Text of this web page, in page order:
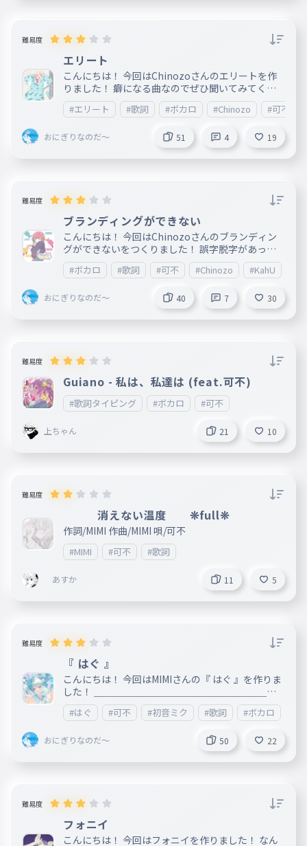
難易度
エリート
こんにちは！ 今回はChinozoさんのエリートを作
りました！ 癖になる曲なのでぜひ聞いてみてくだ
さい！ ＿＿＿＿＿＿＿＿＿＿＿＿＿＿＿＿＿＿＿
＿＿＿＿＿＿＿＿＿＿＿＿＿＿＿＿＿＿＿＿＿＿＿
：Chinozo 作曲：Chinozo
#エリート #歌詞 #ボカロ #Chinozo #可不
おにぎりなのだ～ 51 4 19
難易度
ブランディングができない
こんにちは！ 今回はChinozoさんのブランディン
グができないをつくりました！ 誤字脱字があった
らコメントで教えてください！ これで今年最後の
投稿です！ 今年も一年ありがとうございました！
＿＿＿＿＿＿＿＿＿＿＿＿＿＿＿＿＿＿＿＿＿＿＿
＿＿＿＿＿＿＿＿＿＿＿＿＿＿＿＿＿＿＿＿＿＿＿
＿＿＿＿＿＿＿＿ 曲名：ブランディングができな
#ボカロ #歌詞 #可不 #Chinozo #KahU
おにぎりなのだ～ 40 7 30
難易度
Guiano - 私は、私達は (feat.可不)
#歌詞タイピング #ボカロ #可不
上ちゃん 21 10
難易度
消えない温度 ❊full❊
作詞/MIMI 作曲/MIMI 唄/可不
#MIMI #可不 #歌詞
あすか 11 5
難易度
『 はぐ 』
こんにちは！ 今回はMIMIさんの『 はぐ 』を作りま
した！ ＿＿＿＿＿＿＿＿＿＿＿＿＿＿＿＿＿＿＿
＿＿＿＿＿＿＿＿＿＿＿＿＿＿＿＿＿＿＿＿＿＿＿
＿＿＿＿＿＿＿＿＿ feat.初音ミク＆可不 2023.10.3
#はぐ #可不 #初音ミク #歌詞 #ボカロ
おにぎりなのだ～ 50 22
難易度
フォニイ
こんにちは！ 今回はフォニイを作りました！ なん